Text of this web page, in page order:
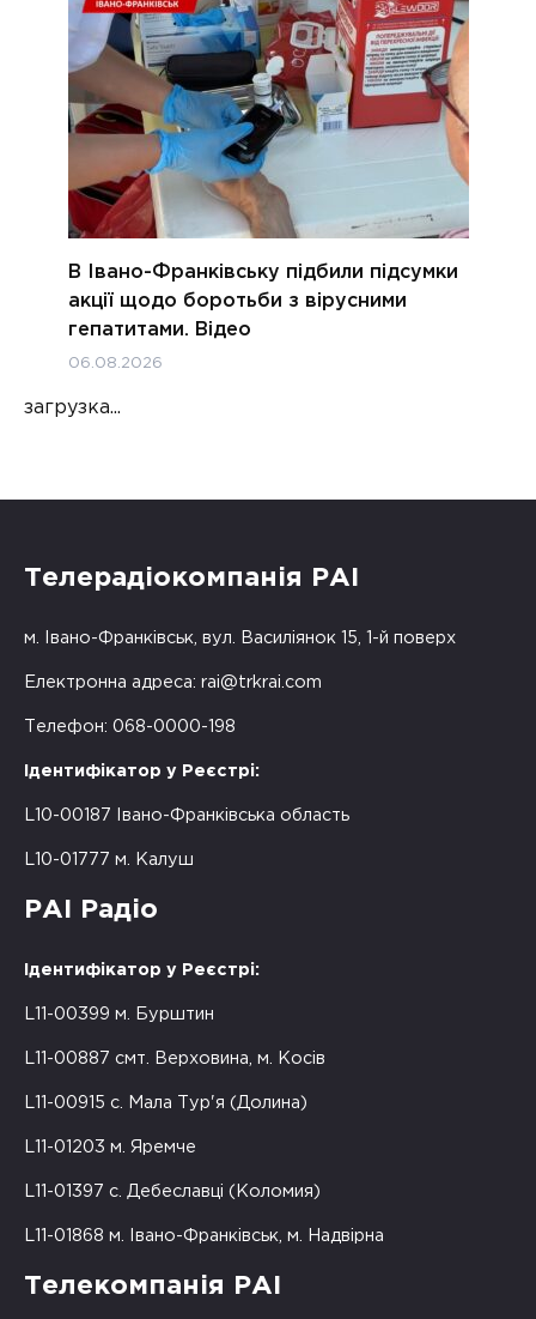
В Івано-Франківську підбили підсумки
акції щодо боротьби з вірусними
гепатитами. Відео
06.08.2026
загрузка...
Телерадіокомпанія РАІ
м. Івано-Франківськ, вул. Василіянок 15, 1-й поверх
Електронна адреса: rai@trkrai.com
Телефон: 068-0000-198
Ідентифікатор у Реєстрі:
L10-00187 Івано-Франківська область
L10-01777 м. Калуш
РАІ Радіо
Ідентифікатор у Реєстрі:
L11-00399 м. Бурштин
L11-00887 смт. Верховина, м. Косів
L11-00915 с. Мала Тур'я (Долина)
L11-01203 м. Яремче
L11-01397 с. Дебеславці (Коломия)
L11-01868 м. Івано-Франківськ, м. Надвірна
Телекомпанія РАІ